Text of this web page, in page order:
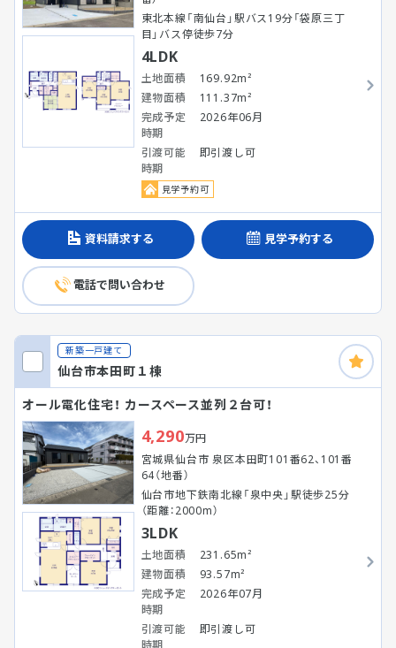
東北本線「南仙台」駅バス19分「袋原三丁
目」バス停徒歩7分
4LDK
土地面積
169.92m²
建物面積
111.37m²
完成予定
時期
2026年06月
引渡可能
時期
即引渡し可
見学予約可
資料請求する 見学予約する
電話で問い合わせ
新築一戸建て
仙台市本田町１棟
オール電化住宅！ カースペース並列２台可！
4,290万円
宮城県仙台市 泉区本田町101番62、101番
64（地番）
仙台市地下鉄南北線「泉中央」駅徒歩25分
（距離：2000m）
3LDK
土地面積
231.65m²
建物面積
93.57m²
完成予定
時期
2026年07月
引渡可能
時期
即引渡し可